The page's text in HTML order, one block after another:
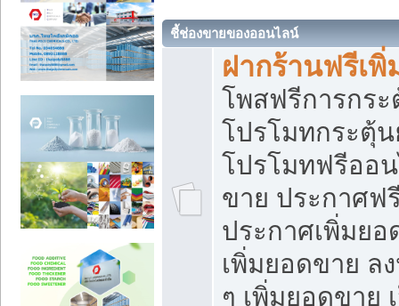
ชี้ช่องขายของออนไลน์
ฝากร้านฟรีเ
โพสฟรีการกร
โปรโมทกระตุ้
โปรโมทฟรีออ
ขาย ประกาศฟ
ประกาศเพิ่มย
เพิ่มยอดขาย ล
ๆ เพิ่มยอดขาย